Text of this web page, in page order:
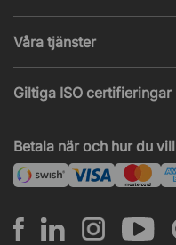
Försäljningsvillkor
Populära sidor
Nyheter & artiklar
Våra tjänster
Tysta rum & telefonbås
Projekt & offert
Montering
Betala när och hur du vill
Giltiga ISO certifieringar
ISO 14001– Miljöledning
ISO 45001– Arbetsmiljöledning